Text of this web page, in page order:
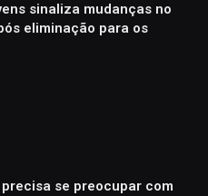
sinaliza mudanças no
eliminação para os
precisa se preocupar com